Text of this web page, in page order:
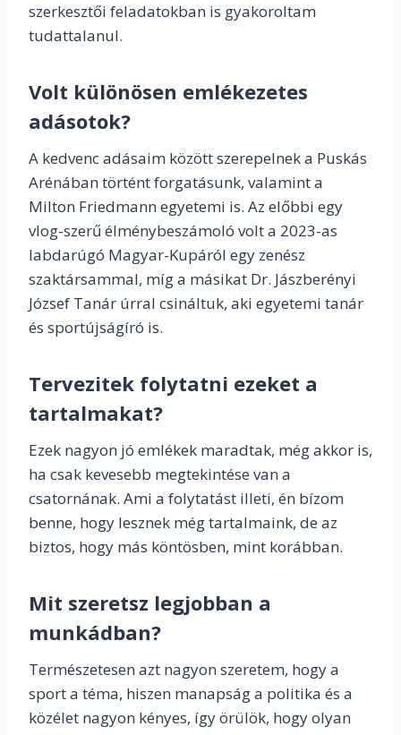
szerkesztői feladatokban is gyakoroltam
tudattalanul.
Volt különösen emlékezetes
adásotok?
A kedvenc adásaim között szerepelnek a Puskás
Arénában történt forgatásunk, valamint a
Milton Friedmann egyetemi is. Az előbbi egy
vlog-szerű élménybeszámoló volt a 2023-as
labdarúgó Magyar-Kupáról egy zenész
szaktársammal, míg a másikat Dr. Jászberényi
József Tanár úrral csináltuk, aki egyetemi tanár
és sportújságíró is.
Tervezitek folytatni ezeket a
tartalmakat?
Ezek nagyon jó emlékek maradtak, még akkor is,
ha csak kevesebb megtekintése van a
csatornának. Ami a folytatást illeti, én bízom
benne, hogy lesznek még tartalmaink, de az
biztos, hogy más köntösben, mint korábban.
Mit szeretsz legjobban a
munkádban?
Természetesen azt nagyon szeretem, hogy a
sport a téma, hiszen manapság a politika és a
közélet nagyon kényes, így örülök, hogy olyan